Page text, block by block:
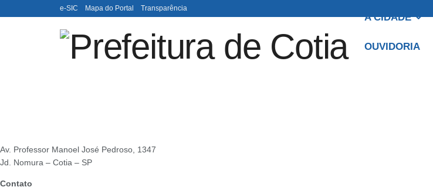
e-SIC Mapa do Portal Transparência
A CIDADE
OUVIDORIA
Av. Professor Manoel José Pedroso, 1347
Jd. Nomura – Cotia – SP
Contato